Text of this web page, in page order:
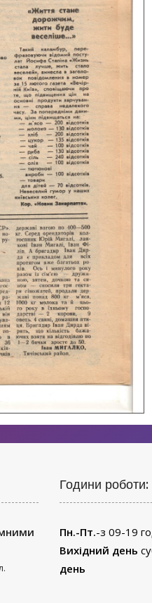
Години роботи:
Пн.-Пт.-з 09-19
Вихідний день
день